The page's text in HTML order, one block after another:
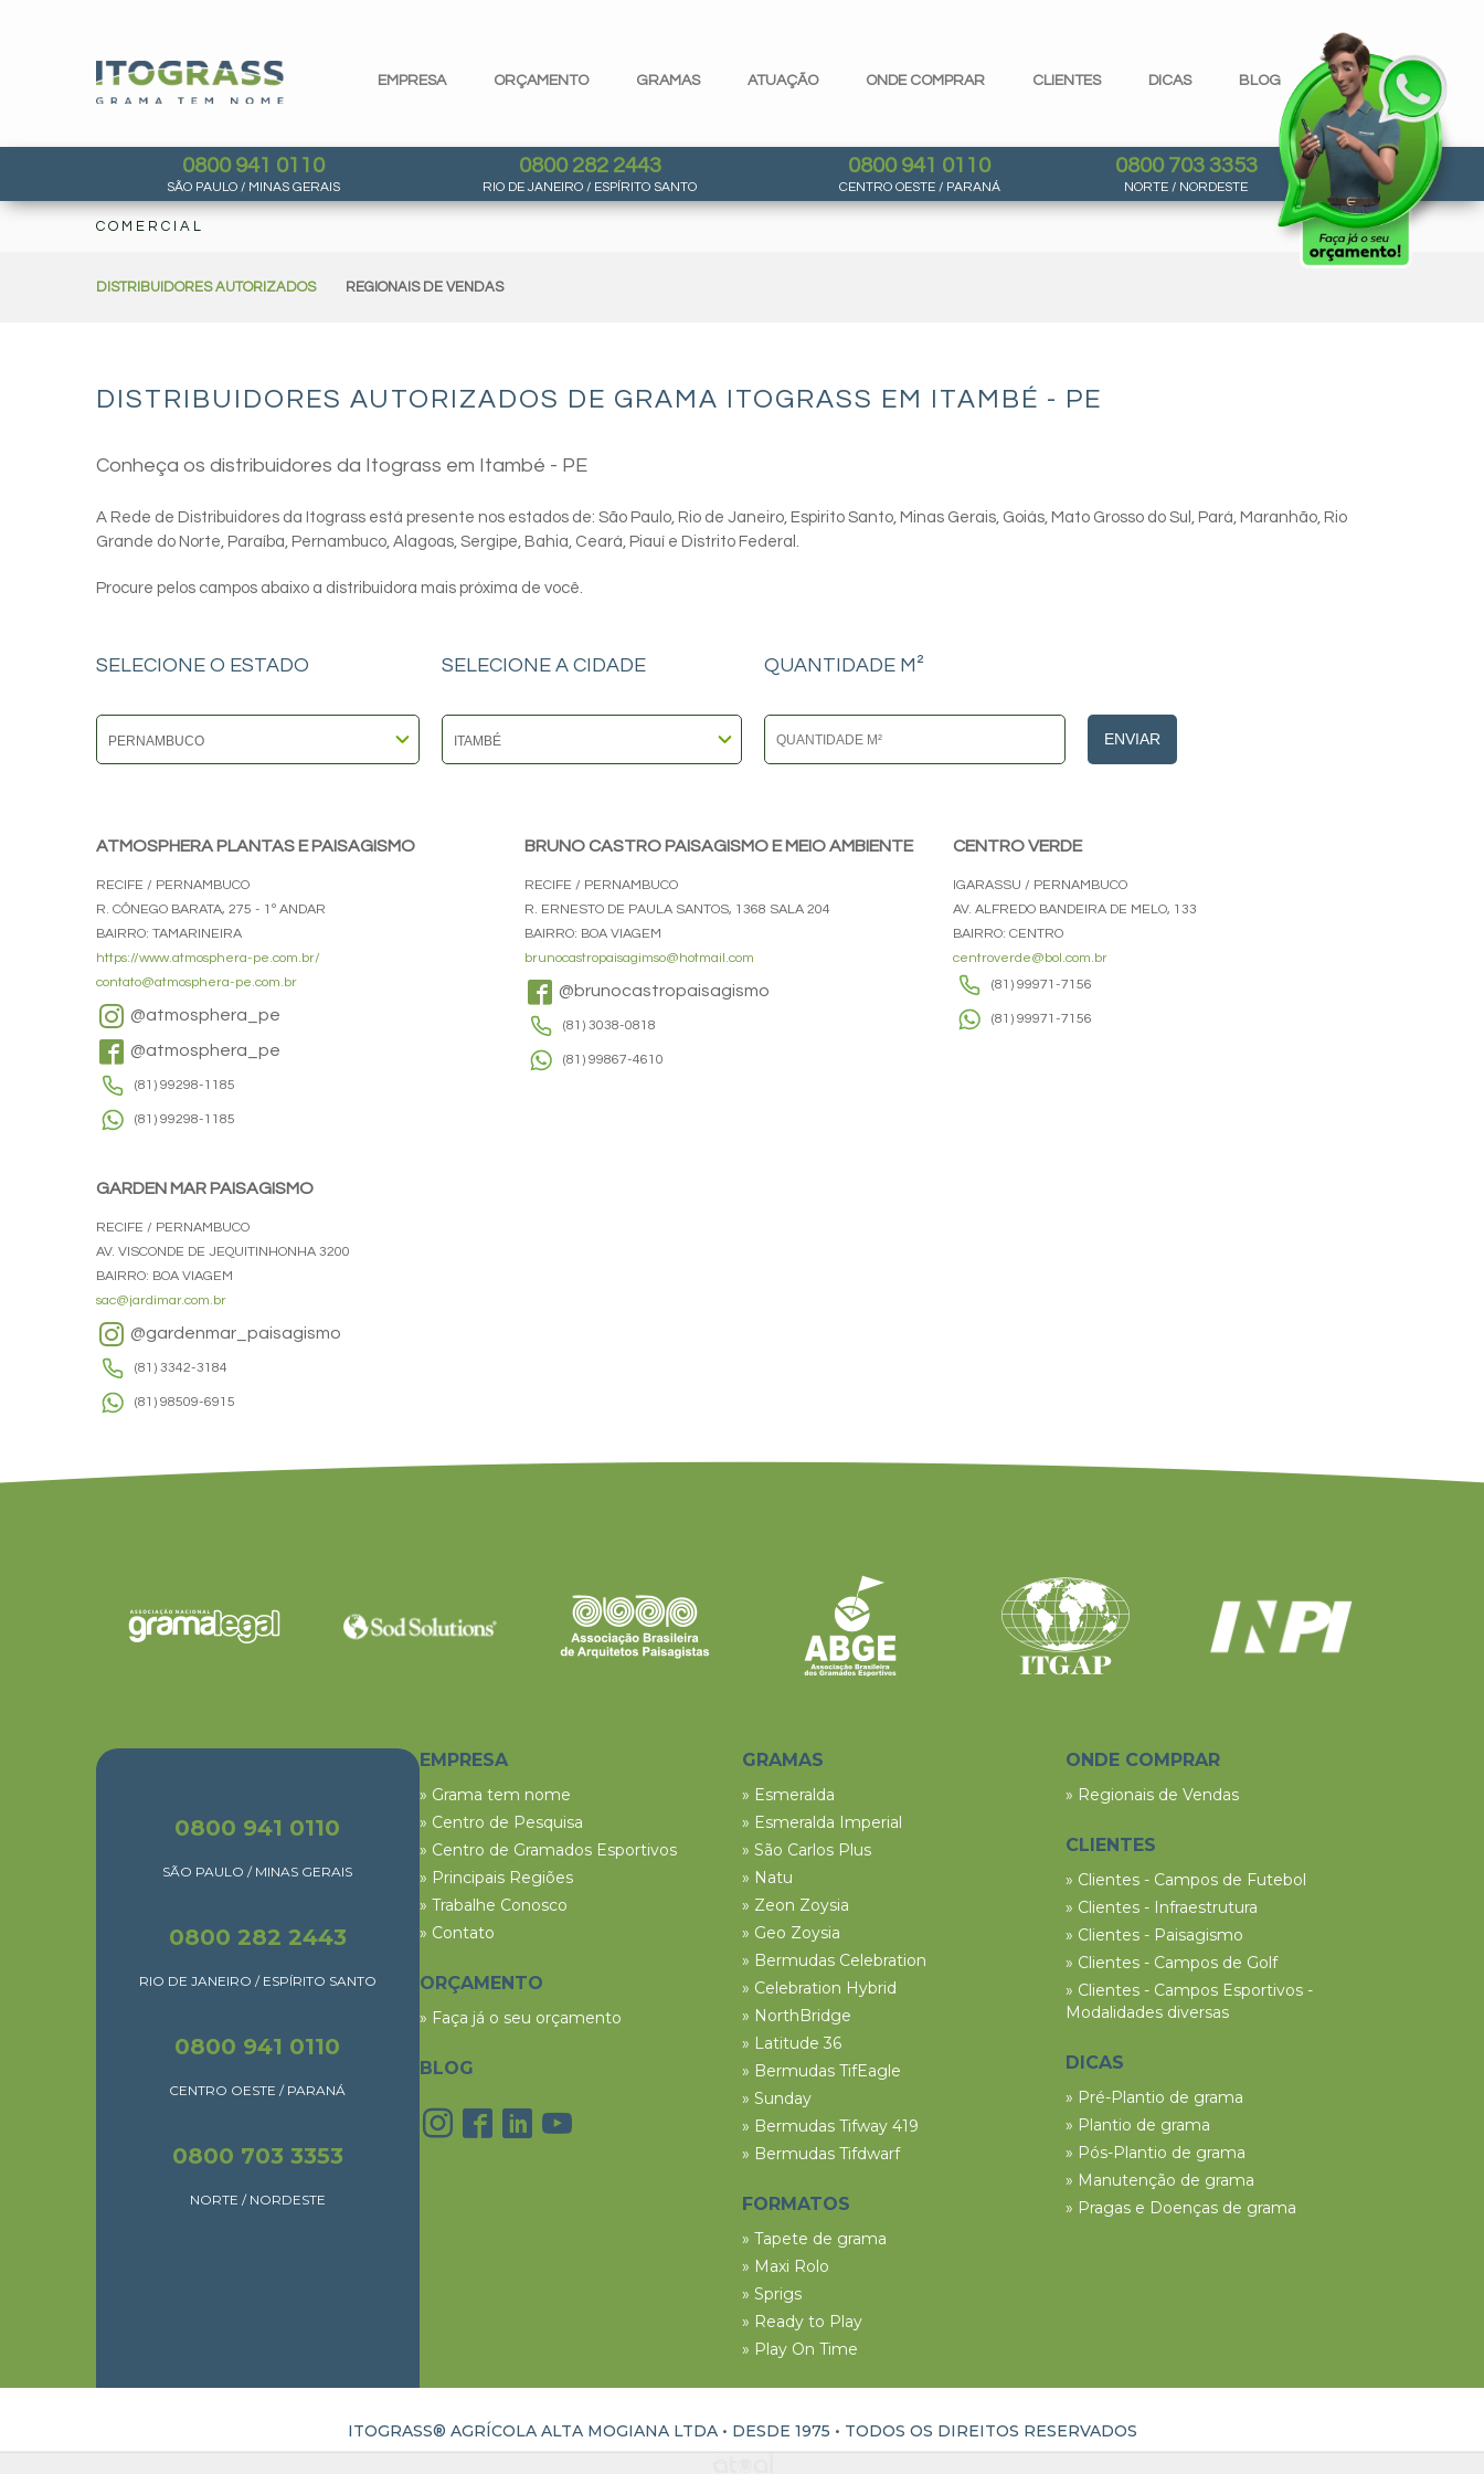
EMPRESA ORÇAMENTO GRAMAS ATUAÇÃO ONDE COMPRAR CLIENTES DICAS BLOG
0800 941 0110
SÃO PAULO / MINAS GERAIS
0800 282 2443
RIO DE JANEIRO / ESPÍRITO SANTO
0800 941 0110
CENTRO OESTE / PARANÁ
0800 703 3353
NORTE / NORDESTE
COMERCIAL
DISTRIBUIDORES AUTORIZADOS REGIONAIS DE VENDAS
DISTRIBUIDORES AUTORIZADOS DE GRAMA ITOGRASS EM ITAMBÉ - PE
Conheça os distribuidores da Itograss em Itambé - PE
A Rede de Distribuidores da Itograss está presente nos estados de: São Paulo, Rio de Janeiro, Espirito Santo, Minas Gerais, Goiás, Mato Grosso do Sul, Pará, Maranhão, Rio
Grande do Norte, Paraíba, Pernambuco, Alagoas, Sergipe, Bahia, Ceará, Piauí e Distrito Federal.
Procure pelos campos abaixo a distribuidora mais próxima de você.
SELECIONE O ESTADO SELECIONE A CIDADE QUANTIDADE M²
ENVIAR
ATMOSPHERA PLANTAS E PAISAGISMO
RECIFE / PERNAMBUCO
R. CÔNEGO BARATA, 275 - 1º ANDAR
BAIRRO: TAMARINEIRA
https://www.atmosphera-pe.com.br/
contato@atmosphera-pe.com.br
@atmosphera_pe
@atmosphera_pe
(81) 99298-1185
(81) 99298-1185
BRUNO CASTRO PAISAGISMO E MEIO AMBIENTE
RECIFE / PERNAMBUCO
R. ERNESTO DE PAULA SANTOS, 1368 SALA 204
BAIRRO: BOA VIAGEM
brunocastropaisagimso@hotmail.com
@brunocastropaisagismo
(81) 3038-0818
(81) 99867-4610
CENTRO VERDE
IGARASSU / PERNAMBUCO
AV. ALFREDO BANDEIRA DE MELO, 133
BAIRRO: CENTRO
centroverde@bol.com.br
(81) 99971-7156
(81) 99971-7156
GARDEN MAR PAISAGISMO
RECIFE / PERNAMBUCO
AV. VISCONDE DE JEQUITINHONHA 3200
BAIRRO: BOA VIAGEM
sac@jardimar.com.br
@gardenmar_paisagismo
(81) 3342-3184
(81) 98509-6915
0800 941 0110
SÃO PAULO / MINAS GERAIS
0800 282 2443
RIO DE JANEIRO / ESPÍRITO SANTO
0800 941 0110
CENTRO OESTE / PARANÁ
0800 703 3353
NORTE / NORDESTE
EMPRESA
» Grama tem nome
» Centro de Pesquisa
» Centro de Gramados Esportivos
» Principais Regiões
» Trabalhe Conosco
» Contato
ORÇAMENTO
» Faça já o seu orçamento
BLOG
GRAMAS
» Esmeralda
» Esmeralda Imperial
» São Carlos Plus
» Natu
» Zeon Zoysia
» Geo Zoysia
» Bermudas Celebration
» Celebration Hybrid
» NorthBridge
» Latitude 36
» Bermudas TifEagle
» Sunday
» Bermudas Tifway 419
» Bermudas Tifdwarf
FORMATOS
» Tapete de grama
» Maxi Rolo
» Sprigs
» Ready to Play
» Play On Time
ONDE COMPRAR
» Regionais de Vendas
CLIENTES
» Clientes - Campos de Futebol
» Clientes - Infraestrutura
» Clientes - Paisagismo
» Clientes - Campos de Golf
» Clientes - Campos Esportivos -
Modalidades diversas
DICAS
» Pré-Plantio de grama
» Plantio de grama
» Pós-Plantio de grama
» Manutenção de grama
» Pragas e Doenças de grama
ITOGRASS® AGRÍCOLA ALTA MOGIANA LTDA • DESDE 1975 • TODOS OS DIREITOS RESERVADOS